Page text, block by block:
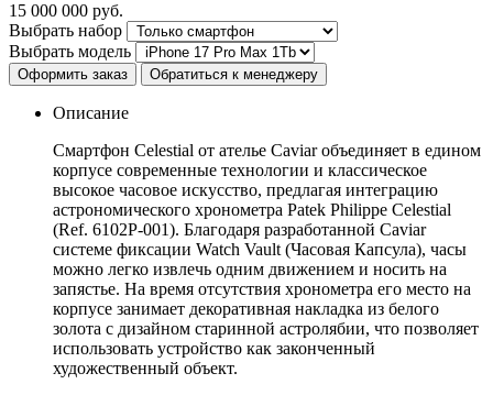
15 000 000 руб.
Выбрать набор
Выбрать модель
Оформить заказ Обратиться к менеджеру
Описание
Смартфон Celestial от ателье Caviar объединяет в едином
корпусе современные технологии и классическое
высокое часовое искусство, предлагая интеграцию
астрономического хронометра Patek Philippe Celestial
(Ref. 6102P-001). Благодаря разработанной Caviar
системе фиксации Watch Vault (Часовая Капсула), часы
можно легко извлечь одним движением и носить на
запястье. На время отсутствия хронометра его место на
корпусе занимает декоративная накладка из белого
золота с дизайном старинной астролябии, что позволяет
использовать устройство как законченный
художественный объект.